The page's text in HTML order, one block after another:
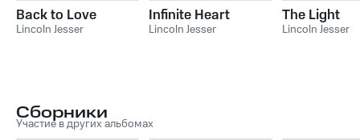
Back to Love
Lincoln Jesser
Infinite Heart
Lincoln Jesser
The Light
Lincoln Jesser
Сборники
Участие в других альбомах